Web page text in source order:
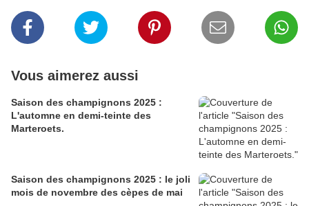
Vous aimerez aussi
Saison des champignons 2025 :
L'automne en demi-teinte des
Marteroets.
Saison des champignons 2025 : le joli
mois de novembre des cèpes de mai